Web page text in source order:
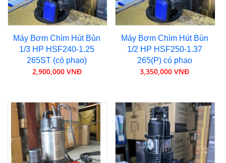
Máy Bơm Chìm Hút Bùn
1/3 HP HSF240-1.25
265ST (có phao)
2,900,000 VNĐ
Máy Bơm Chìm Hút Bùn
1/2 HP HSF250-1.37
265(P) có phao
3,350,000 VNĐ